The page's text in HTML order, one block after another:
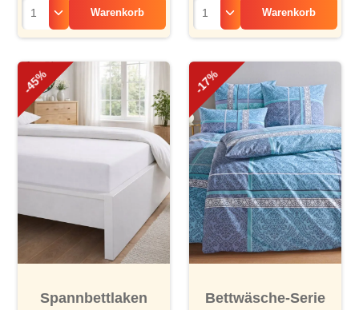
Warenkorb Warenkorb
-45%
Spannbettlaken
-17%
Bettwäsche-Serie